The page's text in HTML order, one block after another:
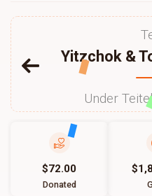
Yitzchok &
Under
$72.00
Donated